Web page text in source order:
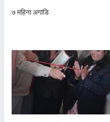
७ महिना अगाडि